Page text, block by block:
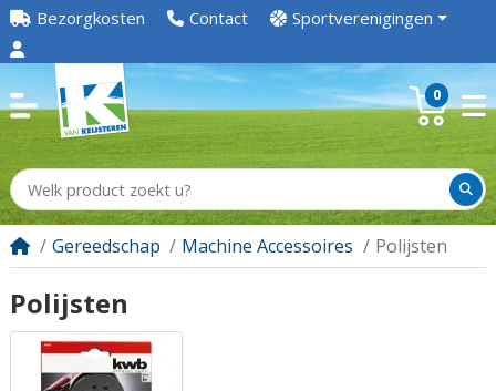
Bezorgkosten Contact Sportverenigingen
0
Gereedschap Machine Accessoires Polijsten
Polijsten